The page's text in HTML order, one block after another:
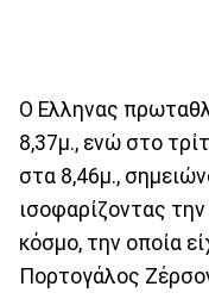
Ο Ελληνας
8,37μ., ενώ στο
στα 8,46μ.,
ισοφαρίζοντας
κόσμο, την οποία
Πορτογάλος